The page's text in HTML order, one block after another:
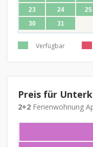
23
24 25
30
31
Verfügbar
Preis für
2+2 Ferienwohnung